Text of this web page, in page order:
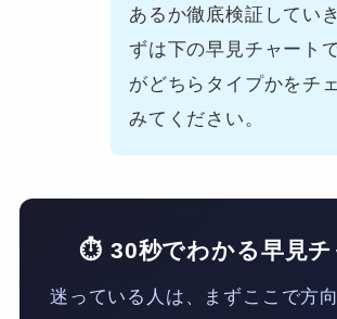
あるか徹底検証してい
ずは下の早見チャート
がどちらタイプかをチ
みてください。
⏱ 30秒でわかる早見チ
迷っている人は、まずここで方